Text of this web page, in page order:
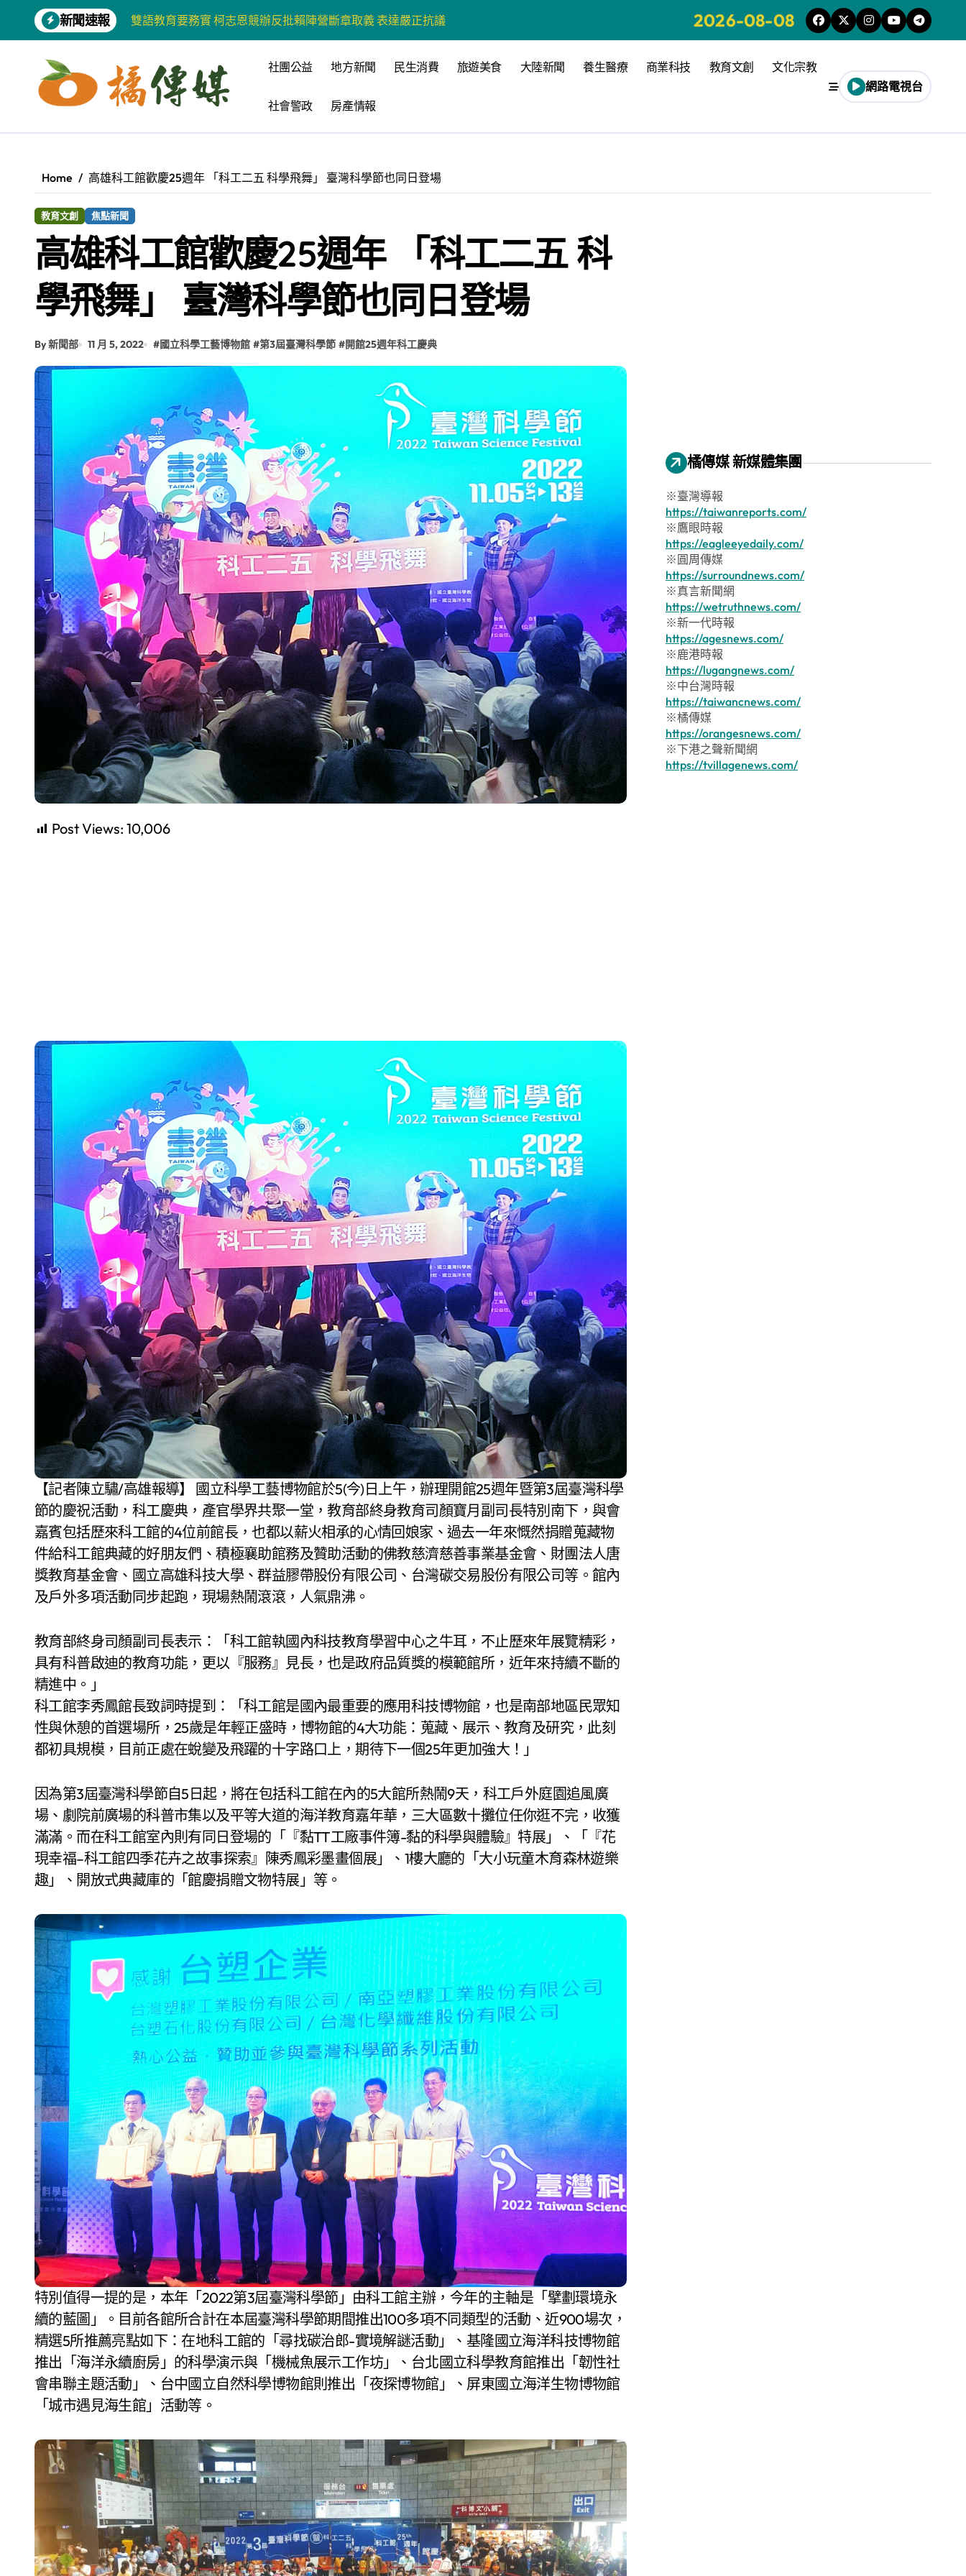
content
新聞速報
增殖放流超65萬尾魚苗 兩岸學生共營環保生態環境
柯志恩競選網站正式上線 打造數位選戰新平台 公開五大亮點
兩岸青年齊聚福州共話農文旅融合發展
藍綠市長參選人對無人載具條例互批 柯志恩：國民黨版才是「國防+產業」務實版
雅安 天府之肺裡的安逸密碼 一座被時光偏愛的巴適小城
港都文藝學會首辦蓮池潭文學營 支持高雄文學再出發
高科大機電系與日本愛媛大學跨校合作 並感謝世豐螺絲捐助獎學金
《讀者》8月號新聞焦點 【錦瑟】
【第十四屆海峽青年薈】青春交流聚同心 攜手融合共奮進
2026-08-08
社團公益 地方新聞 民生消費 旅遊美食 大陸新聞 養生醫療 商業科技 教育文創 文化宗教
社會警政 房產情報
網路電視台
Home 高雄科工館歡慶25週年 「科工二五 科學飛舞」 臺灣科學節也同日登場
教育文創 焦點新聞
高雄科工館歡慶25週年 「科工二五 科
學飛舞」 臺灣科學節也同日登場
By 新聞部 11 月 5, 2022 #國立科學工藝博物館 #第3屆臺灣科學節 #開館25週年科工慶典
Post Views: 10,006
【記者陳立驌/高雄報導】 國立科學工藝博物館於5(今)日上午，辦理開館25週年暨第3屆臺灣科學
節的慶祝活動，科工慶典，產官學界共聚一堂，教育部終身教育司顏寶月副司長特別南下，與會
嘉賓包括歷來科工館的4位前館長，也都以薪火相承的心情回娘家、過去一年來慨然捐贈蒐藏物
件給科工館典藏的好朋友們、積極襄助館務及贊助活動的佛教慈濟慈善事業基金會、財團法人唐
獎教育基金會、國立高雄科技大學、群益膠帶股份有限公司、台灣碳交易股份有限公司等。館內
及戶外多項活動同步起跑，現場熱鬧滾滾，人氣鼎沸。
教育部終身司顏副司長表示：「科工館執國內科技教育學習中心之牛耳，不止歷來年展覽精彩，
具有科普啟迪的教育功能，更以『服務』見長，也是政府品質獎的模範館所，近年來持續不斷的
精進中。」
科工館李秀鳳館長致詞時提到：「科工館是國內最重要的應用科技博物館，也是南部地區民眾知
性與休憩的首選場所，25歲是年輕正盛時，博物館的4大功能：蒐藏、展示、教育及研究，此刻
都初具規模，目前正處在蛻變及飛躍的十字路口上，期待下一個25年更加強大！」
因為第3屆臺灣科學節自5日起，將在包括科工館在內的5大館所熱鬧9天，科工戶外庭園追風廣
場、劇院前廣場的科普市集以及平等大道的海洋教育嘉年華，三大區數十攤位任你逛不完，收獲
滿滿。而在科工館室內則有同日登場的「『黏TT工廠事件簿-黏的科學與體驗』特展」、「『花
現幸福–科工館四季花卉之故事探索』陳秀鳳彩墨畫個展」、1樓大廳的「大小玩童木育森林遊樂
趣」、開放式典藏庫的「館慶捐贈文物特展」等。
特別值得一提的是，本年「2022第3屆臺灣科學節」由科工館主辦，今年的主軸是「擘劃環境永
續的藍圖」。目前各館所合計在本屆臺灣科學節期間推出100多項不同類型的活動、近900場次，
精選5所推薦亮點如下：在地科工館的「尋找碳治郎-實境解謎活動」、基隆國立海洋科技博物館
推出「海洋永續廚房」的科學演示與「機械魚展示工作坊」、台北國立科學教育館推出「韌性社
會串聯主題活動」、台中國立自然科學博物館則推出「夜探博物館」、屏東國立海洋生物博物館
「城市遇見海生館」活動等。
橘傳媒 新媒體集團
※臺灣導報
https://taiwanreports.com/
※鷹眼時報
https://eagleeyedaily.com/
※圓周傳媒
https://surroundnews.com/
※真言新聞網
https://wetruthnews.com/
※新一代時報
https://agesnews.com/
※鹿港時報
https://lugangnews.com/
※中台灣時報
https://taiwancnews.com/
※橘傳媒
https://orangesnews.com/
※下港之聲新聞網
https://tvillagenews.com/